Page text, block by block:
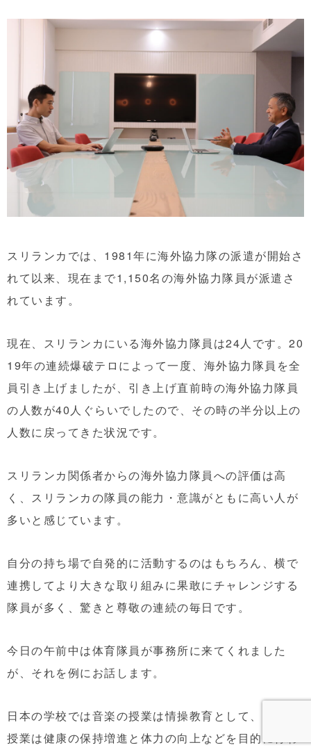
スリランカでは、1981年に海外協力隊の派遣が開始さ
れて以来、現在まで1,150名の海外協力隊員が派遣さ
れています。
現在、スリランカにいる海外協力隊員は24人です。20
19年の連続爆破テロによって一度、海外協力隊員を全
員引き上げましたが、引き上げ直前時の海外協力隊員
の人数が40人ぐらいでしたので、その時の半分以上の
人数に戻ってきた状況です。
スリランカ関係者からの海外協力隊員への評価は高
く、スリランカの隊員の能力・意識がともに高い人が
多いと感じています。
自分の持ち場で自発的に活動するのはもちろん、横で
連携してより大きな取り組みに果敢にチャレンジする
隊員が多く、驚きと尊敬の連続の毎日です。
今日の午前中は体育隊員が事務所に来てくれました
が、それを例にお話します。
日本の学校では音楽の授業は情操教育として、体育の
授業は健康の保持増進と体力の向上などを目的に行わ